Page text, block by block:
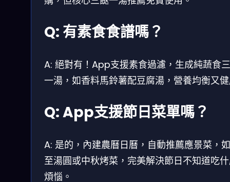
Q: 有素食食譜嗎？
A: 絕對有！App支援素食過濾，生成純蔬食
一湯，如香料馬鈴薯配豆腐湯，營養均衡又
Q: App支援節日菜單嗎？
A: 是的，內建農曆日曆，自動推薦應景菜，
至湯圓或中秋烤菜，完美解決節日不知道吃
煩惱。